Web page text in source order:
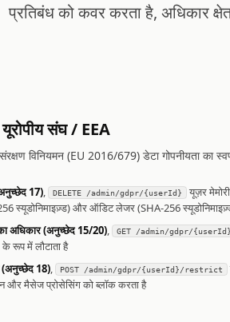
प्रतिबंध को कवर करता है, अधिकार
संघ / EEA
संरक्षण विनियमन (EU 2016/679) डेटा गोपनीयता का
17) DELETE /admin/gdpr/{userId}
यूज़र
स्यूडोनिमाइज़्ड) और ऑडिट लेजर (SHA-256
का अधिकार (अनुच्छेद 15/20)
GET /admin/gdpr/
रूप में लौटाता है
(अनुच्छेद 18)
POST /admin/gdpr/{userId}/restrict
और मैसेज प्रोसेसिंग को ब्लॉक करता है